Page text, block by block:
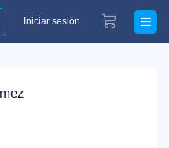
Iniciar sesión